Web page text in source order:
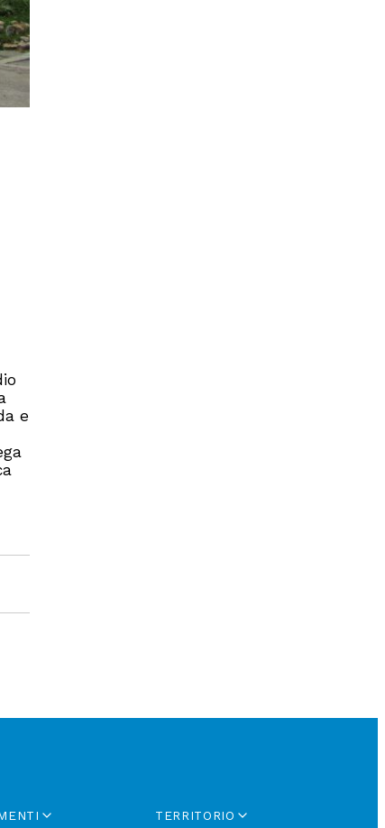
e
TERRITORIO